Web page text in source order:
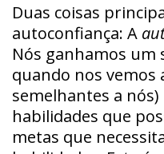
Duas coisas
autoconfiança: A
Nós ganhamos um
quando nos vemos
semelhantes a
habilidades que
metas que